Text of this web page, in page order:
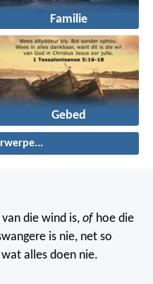
Familie
Gebed
die wind is, of hoe die
is nie, net so
alles doen nie.